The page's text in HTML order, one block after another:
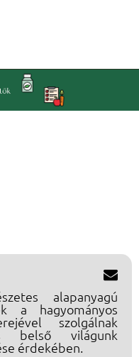

alapanyagú
a hagyományos
szolgálnak
belső világunk
érdekében.